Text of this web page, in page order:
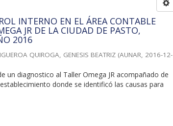
INTERNO EN EL ÁREA CONTABLE
JR DE LA CIUDAD DE PASTO,
2016
QUIROGA, GENESIS BEATRIZ (AUNAR, 2016-12-
un diagnostico al Taller Omega JR acompañado de
donde se identificó las causas para